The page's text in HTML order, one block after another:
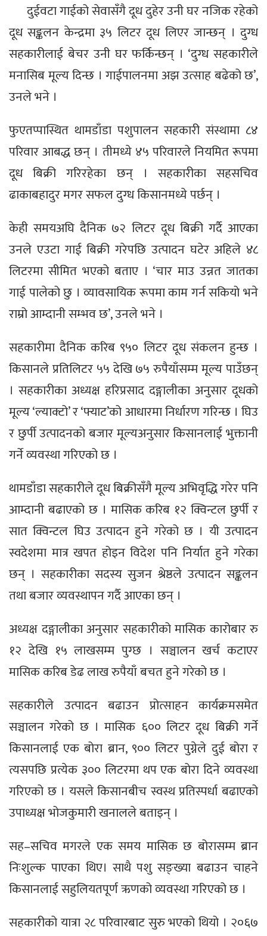
दुईवटा गाईको सेवासँगै दूध दुहेर उनी घर नजिक रहेको
दूध सङ्कलन केन्द्रमा ३५ लिटर दूध लिएर जान्छन् । दुग्ध
सहकारीलाई बेचर उनी घर फर्किन्छन् । ‘दुग्ध सहकारीले
मनासिब मूल्य दिन्छ । गाईपालनमा अझ उत्साह बढेको छ’,
उनले भने ।
फुएतप्पास्थित थामडाँडा पशुपालन सहकारी संस्थामा ८४
परिवार आबद्ध छन् । तीमध्ये ४५ परिवारले नियमित रूपमा
दूध बिक्री गरिरहेका छन् । सहकारीका सहसचिव
ढाकाबहादुर मगर सफल दुग्ध किसानमध्ये पर्छन् ।
केही समयअघि दैनिक ७२ लिटर दूध बिक्री गर्दै आएका
उनले एउटा गाई बिक्री गरेपछि उत्पादन घटेर अहिले ४८
लिटरमा सीमित भएको बताए । ‘चार माउ उन्नत जातका
गाई पालेको छु । व्यावसायिक रूपमा काम गर्न सकियो भने
राम्रो आम्दानी सम्भव छ’, उनले भने ।
सहकारीमा दैनिक करिब ९५० लिटर दूध संकलन हुन्छ ।
किसानले प्रतिलिटर ५५ देखि ७५ रुपैयाँसम्म मूल्य पाउँछन्
। सहकारीका अध्यक्ष हरिप्रसाद दङ्गालीका अनुसार दूधको
मूल्य ‘ल्याक्टो’ र ‘फ्याट’को आधारमा निर्धारण गरिन्छ । घिउ
र छुर्पी उत्पादनको बजार मूल्यअनुसार किसानलाई भुक्तानी
गर्ने व्यवस्था गरिएको छ ।
थामडाँडा सहकारीले दूध बिक्रीसँगै मूल्य अभिवृद्धि गरेर पनि
आम्दानी बढाएको छ । मासिक करिब १२ क्विन्टल छुर्पी र
सात क्विन्टल घिउ उत्पादन हुने गरेको छ । यी उत्पादन
स्वदेशमा मात्र खपत होइन विदेश पनि निर्यात हुने गरेका
छन् । सहकारीका सदस्य सुजन श्रेष्ठले उत्पादन सङ्कलन
तथा बजार व्यवस्थापन गर्दै आएका छन् ।
अध्यक्ष दङ्गालीका अनुसार सहकारीको मासिक कारोबार रु
१२ देखि १५ लाखसम्म पुग्छ । सञ्चालन खर्च कटाएर
मासिक करिब डेढ लाख रुपैयाँ बचत हुने गरेको छ ।
सहकारीले उत्पादन बढाउन प्रोत्साहन कार्यक्रमसमेत
सञ्चालन गरेको छ । मासिक ६०० लिटर दूध बिक्री गर्ने
किसानलाई एक बोरा ब्रान, ९०० लिटर पुग्नेले दुई बोरा र
त्यसपछि प्रत्येक ३०० लिटरमा थप एक बोरा दिने व्यवस्था
गरिएको छ । यसले किसानबीच स्वस्थ प्रतिस्पर्धा बढाएको
उपाध्यक्ष भोजकुमारी खनालले बताइन् ।
सह–सचिव मगरले एक समय मासिक छ बोरासम्म ब्रान
निःशुल्क पाएका थिए। साथै पशु सङ्ख्या बढाउन चाहने
किसानलाई सहुलियतपूर्ण ऋणको व्यवस्था गरिएको छ ।
सहकारीको यात्रा २८ परिवारबाट सुरु भएको थियो । २०६७